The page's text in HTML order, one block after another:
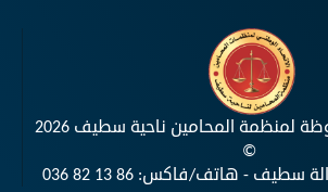
جميع الحقوق محفوظة لمنظمة المحامين ناحية سطيف 2026
©
سطيف - هاتف/فاكس: 036 82 13 86